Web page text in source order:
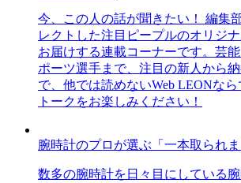
今、この人の話が聞きたい！ 編集
レクトした注目ピープルのオリジ
お届けする連載コーナーです。芸
ポーツ選手まで、注目の新人から
で、他では読めないWeb LEONな
トークをお楽しみください！
腕時計のプロが選ぶ「一本取られま
数多の腕時計を日々目にしている腕